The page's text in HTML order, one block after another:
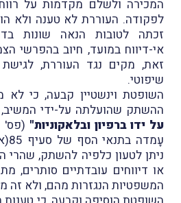
לפקודה. העוררת לא טענה ולא
זכתה לטובות הנאה שונות
אי-דיווח במועד, חיוב בהפרשי
זאת, מקים נגד העוררת,
שיפוטי.
השופטת וינשטיין קבעה, כי
ההשתק שהועלתה על-ידי המשיב,
על ידו ברפיון ובלאקוניות"
ניתן לטעון כלפיה להשתק,
או דיווחים עובדתיים סותרים,
המשפטיות הנגזרות מהם, ולא זה